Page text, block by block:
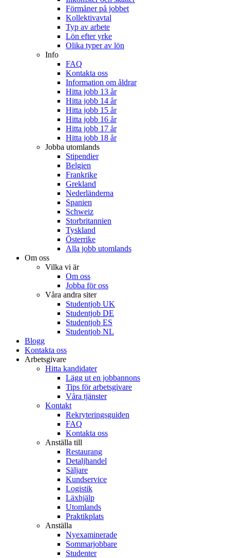
Förmåner på jobbet
Kollektivavtal
Typ av arbete
Lön efter yrke
Olika typer av lön
Info
FAQ
Kontakta oss
Information om åldrar
Hitta jobb 13 år
Hitta jobb 14 år
Hitta jobb 15 år
Hitta jobb 16 år
Hitta jobb 17 år
Hitta jobb 18 år
Jobba utomlands
Stipendier
Belgien
Frankrike
Grekland
Nederländerna
Spanien
Schweiz
Storbritannien
Tyskland
Österrike
Alla jobb utomlands
Om oss
Vilka vi är
Om oss
Jobba för oss
Våra andra siter
Studentjob UK
Studentjob DE
Studentjob ES
Studentjob NL
Blogg
Kontakta oss
Arbetsgivare
Hitta kandidater
Lägg ut en jobbannons
Tips för arbetsgivare
Våra tjänster
Kontakt
Rekryteringsguiden
FAQ
Kontakta oss
Anställa till
Restaurang
Detaljhandel
Säljare
Kundservice
Logistik
Läxhjälp
Utomlands
Praktikplats
Anställa
Nyexaminerade
Sommarjobbare
Studenter